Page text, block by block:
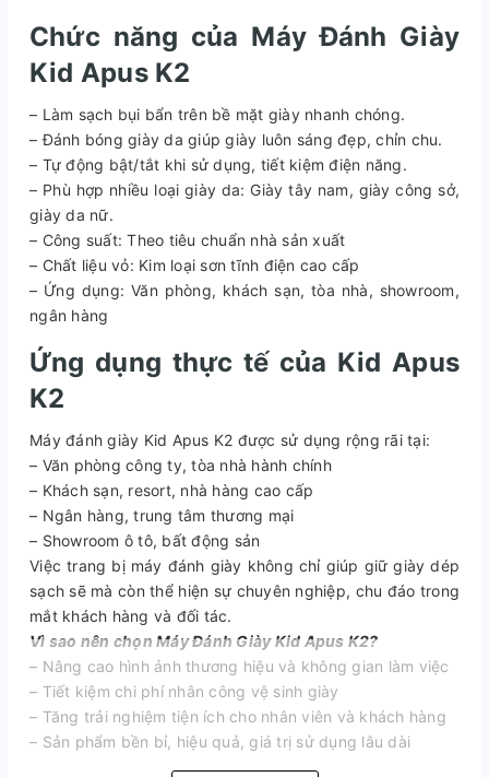
Chức năng của Máy Đánh Giày
Kid Apus K2
– Làm sạch bụi bẩn trên bề mặt giày nhanh chóng.
– Đánh bóng giày da giúp giày luôn sáng đẹp, chỉn chu.
– Tự động bật/tắt khi sử dụng, tiết kiệm điện năng.
– Phù hợp nhiều loại giày da: Giày tây nam, giày công sở,
giày da nữ.
– Công suất: Theo tiêu chuẩn nhà sản xuất
– Chất liệu vỏ: Kim loại sơn tĩnh điện cao cấp
– Ứng dụng: Văn phòng, khách sạn, tòa nhà, showroom,
ngân hàng
Ứng dụng thực tế của Kid Apus
K2
Máy đánh giày Kid Apus K2 được sử dụng rộng rãi tại:
– Văn phòng công ty, tòa nhà hành chính
– Khách sạn, resort, nhà hàng cao cấp
– Ngân hàng, trung tâm thương mại
– Showroom ô tô, bất động sản
Việc trang bị máy đánh giày không chỉ giúp giữ giày dép
sạch sẽ mà còn thể hiện sự chuyên nghiệp, chu đáo trong
mắt khách hàng và đối tác.
Vì sao nên chọn Máy Đánh Giày Kid Apus K2?
– Nâng cao hình ảnh thương hiệu và không gian làm việc
– Tiết kiệm chi phí nhân công vệ sinh giày
– Tăng trải nghiệm tiện ích cho nhân viên và khách hàng
– Sản phẩm bền bỉ, hiệu quả, giá trị sử dụng lâu dài